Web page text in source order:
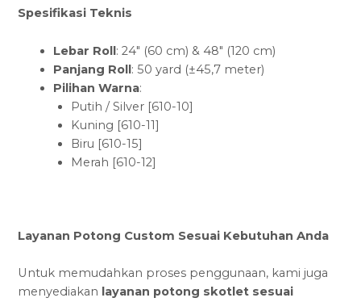
Spesifikasi Teknis
Lebar Roll: 24″ (60 cm) & 48″ (120 cm)
Panjang Roll: 50 yard (±45,7 meter)
Pilihan Warna:
Putih / Silver [610-10]
Kuning [610-11]
Biru [610-15]
Merah [610-12]
Layanan Potong Custom Sesuai Kebutuhan Anda
Untuk memudahkan proses penggunaan, kami juga
menyediakan layanan potong skotlet sesuai